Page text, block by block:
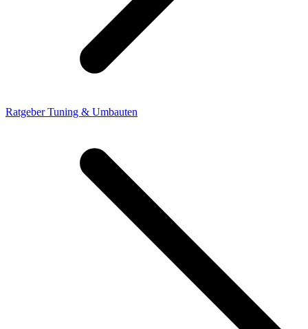
Ratgeber Tuning & Umbauten